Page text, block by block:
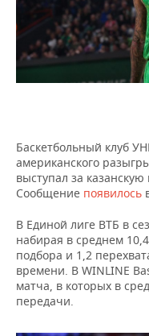
НЕФТЬ
ОПК
РОЗНИЧНАЯ
ТРАНСПОРТ
УСЛУГИ
НОВОСТИ
IT
МЕДИА
МЕРОПРИЯТИЯ
НОВОСТИ
ВЫЕЗДНАЯ
ONLINE-
ОТКРЫТАЯ ЛЕКЦИЯ
СПОРТ
НОВОСТИ СПОРТА
ХОККЕЙ
БАСКЕТБОЛ
ВОЛЕЙБОЛ
КИБЕРСПОРТ
ФИГУРНОЕ КАТАНИЕ
ОБЩЕСТВО
ВЛАСТЬ
ИНФРАСТРУКТУРА
ИСТОРИЯ
КУЛЬТУРА
МЕДИЦИНА
СЮЖЕТЫ
СПРАВОЧНИК
СПИСОК ПЕРСОН
СПИСОК КОМПАНИЙ
ПОЛНАЯ ВЕРСИЯ
Баскетбольный клуб
американского
выступал за
Сообщение появилось
В Единой лиге ВТБ в
набирая в среднем
подбора и 1,2
времени. В WINLINE
матча, в которых в
передачи.